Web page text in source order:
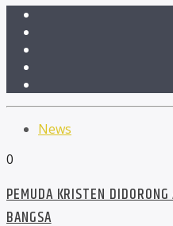
News
0
PEMUDA KRISTEN
BANGSA